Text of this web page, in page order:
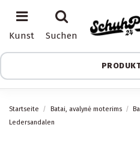
Kunst Suchen
Startseite Batai, avalynė moterims
Ledersandalen